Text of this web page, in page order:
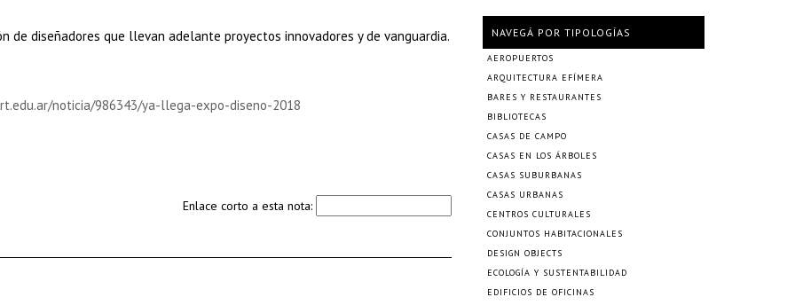
de diseñadores que llevan adelante proyectos innovadores y de vanguardia.
noticia/986343/ya-llega-expo-diseno-2018
Enlace corto a esta nota:
NAVEGÁ POR TIPOLOGÍAS
AEROPUERTOS
ARQUITECTURA EFÍMERA
BARES Y RESTAURANTES
BIBLIOTECAS
CASAS DE CAMPO
CASAS EN LOS ÁRBOLES
CASAS SUBURBANAS
CASAS URBANAS
CENTROS CULTURALES
CONJUNTOS HABITACIONALES
DESIGN OBJECTS
ECOLOGÍA Y SUSTENTABILIDAD
EDIFICIOS DE OFICINAS